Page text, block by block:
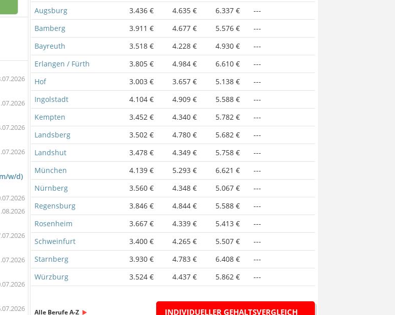
Augsburg
3.436 € 4.635 € 6.337 €
---
Bamberg
3.911 € 4.677 € 5.576 €
---
Bayreuth
3.518 € 4.228 € 4.930 €
---
Erlangen / Fürth
3.805 € 4.984 € 6.610 €
---
Hof
3.003 € 3.657 € 5.138 €
---
Ingolstadt
4.104 € 4.909 € 5.588 €
---
Kempten
3.452 € 4.340 € 5.782 €
---
Landsberg
3.502 € 4.780 € 5.682 €
---
Landshut
3.478 € 4.349 € 5.758 €
---
München
4.139 € 5.293 € 6.621 €
---
Nürnberg
3.560 € 4.348 € 5.067 €
---
Regensburg
3.846 € 4.844 € 5.588 €
---
Rosenheim
3.667 € 4.339 € 5.413 €
---
Schweinfurt
3.400 € 4.265 € 5.507 €
---
Starnberg
3.930 € 4.783 € 6.408 €
---
Würzburg
3.524 € 4.437 € 5.862 € ---
Alle Berufe A-Z INDIVIDUELLER GEHALTSVERGLEICH
w/d)